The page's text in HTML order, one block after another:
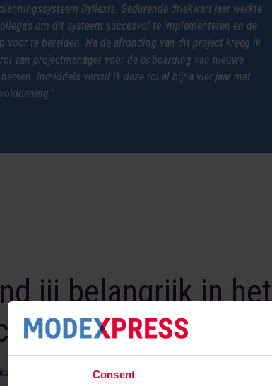
Consent
Dyflexis. Gedurende driekwart jaar werkte
om dit systeem succesvol te implementeren en de
voor te bereiden. Na de afronding van dit project kreeg ik
van projectmanager voor de onboarding van nieuwe
Inmiddels vervul ik deze rol al bijna vier jaar met
jij belangrijk in het
met klanten?
voor mij is dat we als Modexpress afspraken nakomen én